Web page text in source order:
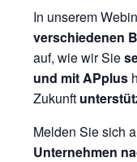
In unserem
verschiedenen
auf, wie wir Sie
und mit APplus
Zukunft
Melden Sie sich
Unternehmen